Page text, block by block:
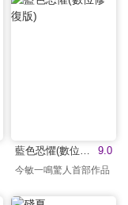
9.0
今敏一鳴驚人首部作品